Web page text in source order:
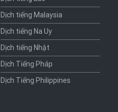
Dịch tiếng Malaysia
Dịch tiếng Na Uy
Dịch tiếng Nhật
Dịch Tiếng Pháp
Dịch Tiếng Philippines